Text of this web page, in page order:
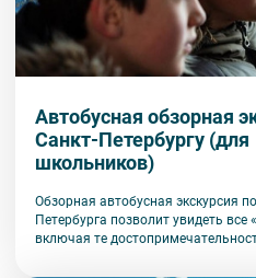
Автобусная обзорная
Санкт-Петербургу (для
школьников)
Обзорная автобусная экскурсия
Петербурга позволит увидеть все
включая те